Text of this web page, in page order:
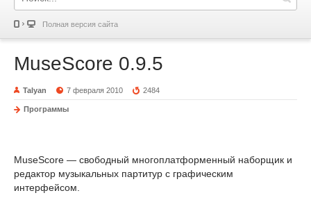
Полная версия сайта
MuseScore 0.9.5
Talyan 7 февраля 2010 2484
Программы
MuseScore — свободный многоплатформенный наборщик и
редактор музыкальных партитур с графическим
интерфейсом.